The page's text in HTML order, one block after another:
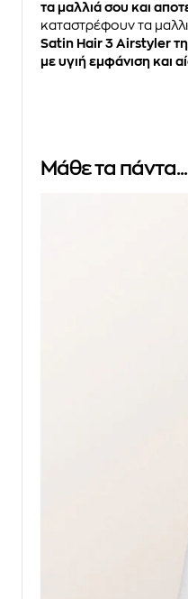
τα μαλλιά σου και
καταστρέφουν τα
Satin Hair 3 Airstyler
με υγιή εμφάνιση και
Μάθε τα πάντα...